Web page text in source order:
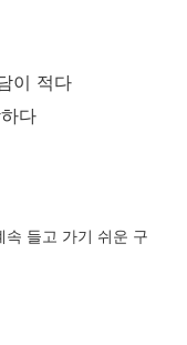
이 적다
다
속 들고 가기 쉬운 구